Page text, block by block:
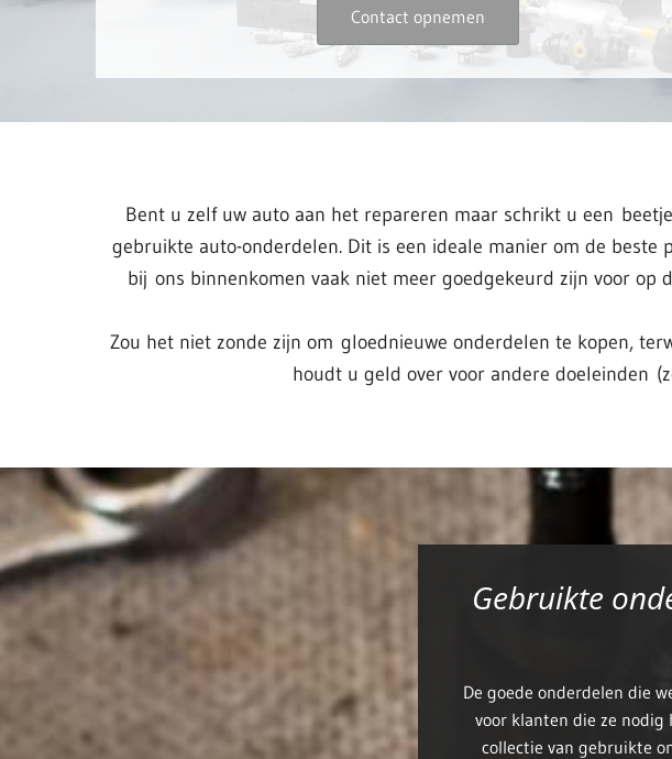
Contact opnemen
Bent u zelf uw auto aan het repareren maar schrikt u een
gebruikte auto-onderdelen. Dit is een ideale manier om de
bij ons binnenkomen vaak niet meer goedgekeurd zijn voor op
Zou het niet zonde zijn om gloednieuwe onderdelen te kopen,
houdt u geld over voor andere doeleinden
Gebruikte
De goede onderdelen die
voor klanten die ze nodig
collectie van gebruikte